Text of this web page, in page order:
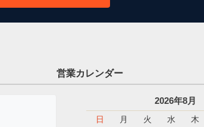
営業カレンダー
2026年8月
日 月 火 水 木